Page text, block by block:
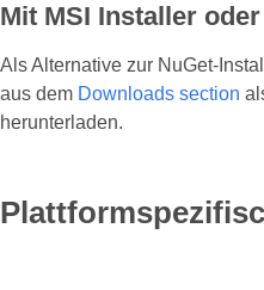
Mit MSI Installer
Als Alternative zur NuGet-
aus dem Downloads section
herunterladen.